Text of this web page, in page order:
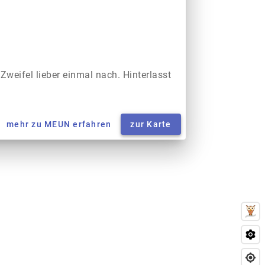
lieber einmal nach. Hinterlasst
mehr zu MEUN erfahren zur Karte